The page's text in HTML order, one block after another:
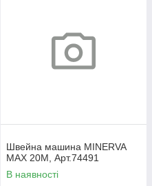
Швейна машина MINERVA
MAX 20M, Арт.74491
В наявності